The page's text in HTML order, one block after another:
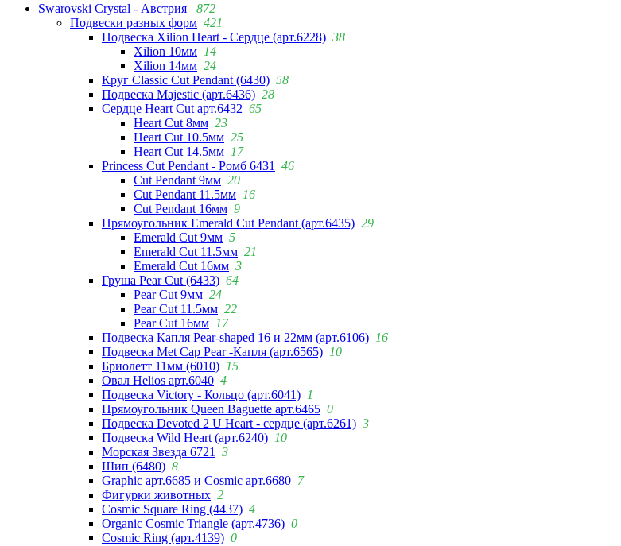
Swarovski Crystal - Австрия
872
Подвески разных форм 421
Подвеска Xilion Heart - Сердце (арт.6228) 38
Xilion 10мм 14
Xilion 14мм 24
Круг Classic Cut Pendant (6430) 58
Подвеска Majestic (арт.6436) 28
Сердце Heart Cut арт.6432 65
Heart Cut 8мм 23
Heart Cut 10.5мм 25
Heart Cut 14.5мм 17
Princess Cut Pendant - Ромб 6431
46
Cut Pendant 9мм 20
Cut Pendant 11.5мм 16
Cut Pendant 16мм 9
Прямоугольник Emerald Cut Pendant (арт.6435) 29
Emerald Cut 9мм 5
Emerald Cut 11.5мм 21
Emerald Cut 16мм 3
Груша Pear Cut (6433) 64
Pear Cut 9мм 24
Pear Cut 11.5мм 22
Pear Cut 16мм 17
Подвеска Капля Pear-shaped 16 и 22мм (арт.6106) 16
Подвеска Met Cap Pear -Капля (арт.6565) 10
Бриолетт 11мм (6010) 15
Овал Helios арт.6040 4
Подвеска Victory - Кольцо (арт.6041) 1
Прямоугольник Queen Baguette арт.6465 0
Подвеска Devoted 2 U Heart - сердце (арт.6261) 3
Подвеска Wild Heart (арт.6240) 10
Морская Звезда 6721
3
Шип (6480) 8
Graphic арт.6685 и Cosmic арт.6680 7
Фигурки животных 2
Cosmic Square Ring (4437) 4
Organic Cosmic Triangle (арт.4736) 0
Cosmic Ring (арт.4139) 0